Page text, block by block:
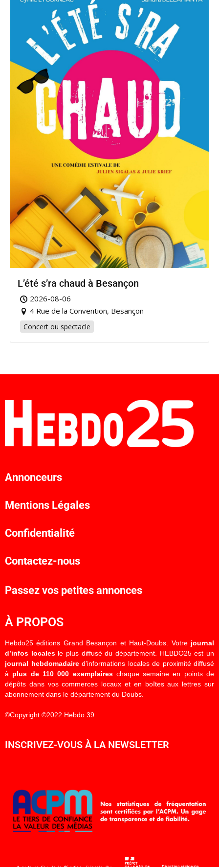
L’été s’ra chaud à Besançon
2026-08-06
4 Rue de la Convention, Besançon
Concert ou spectacle
Annonceurs
Mentions Légales
Confidentialité
Contactez-nous
Passez vos petites annonces
À PROPOS
Hebdo25 éditions Grand Besançon et Haut-Doubs. Votre journal
d’infos localesle plus diffusé du département. HEBDO25 est un
journal hebdomadaired’informations locales de proximité diffusé
à plus de 110 000 exemplaireschaque semaine en points de
dépôts dans vos commerces locaux et en boîtes aux lettres sur
abonnement dans le département du Doubs.
©Copyright ©2022 Hebdo 39
INSCRIVEZ-VOUS À LA NEWSLETTER